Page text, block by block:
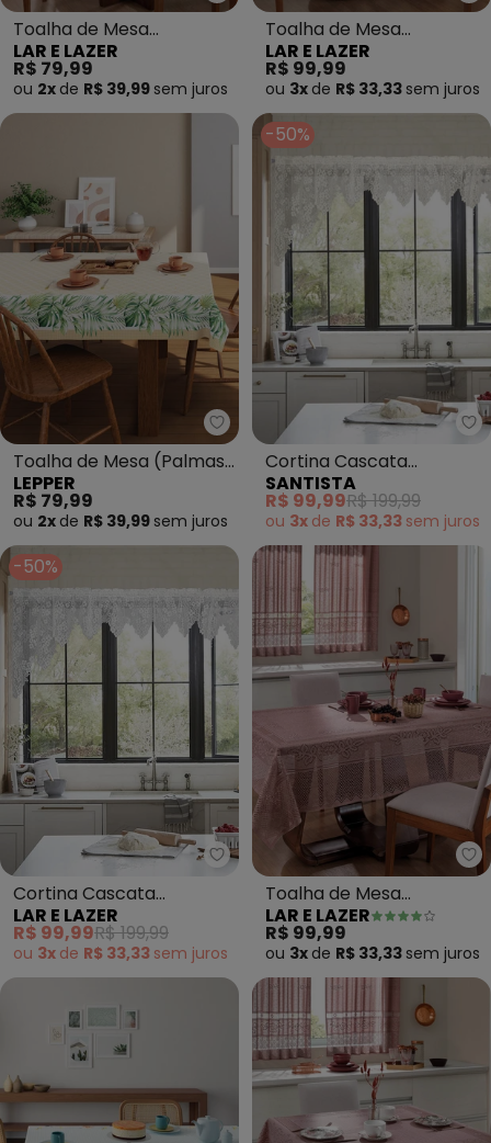
Toalha de Mesa
Quadrada Pistache
150x150 cm
LAR E LAZER
R$ 79,99
ou 2x de R$ 39,99 sem juros
Toalha de Mesa
Retangular Pistache
150x220 cm
LAR E LAZER
R$ 99,99
ou 3x de R$ 33,33 sem juros
Lepper - Toalha de Mesa
Toalha de Mesa (Palmas
(140x210 Cm))
LEPPER
R$ 79,99
ou 2x de R$ 39,99 sem juros
-50%
Cortina Cascata
Artesanal Marfim
Cerejeira
SANTISTA
R$ 99,99R$ 199,99
ou 3x de R$ 33,33 sem juros
-50%
Lar e Lazer - Cortina Cascata
Cortina Cascata
Artesanal Branca
Cerejeira
LAR E LAZER
R$ 99,99R$ 199,99
ou 3x de R$ 33,33 sem juros
Toalha de Mesa
Retangular (Rose)
150x220 cm
LAR E LAZER
R$ 99,99
ou 3x de R$ 33,33 sem juros